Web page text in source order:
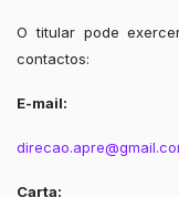
O titular pode
contactos:
E-mail:
Carta: